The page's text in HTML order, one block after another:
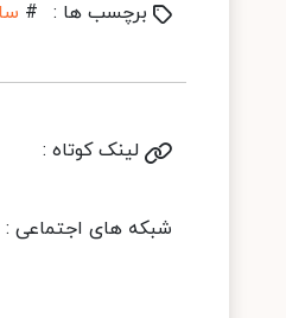
برچسب ها : #
لینک کوتاه :
شبکه های اجتماعی :